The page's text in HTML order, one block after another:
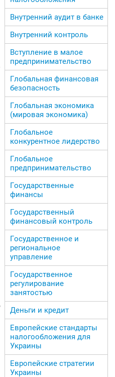
Внутренний аудит в банке
Внутренний контроль
Вступление в малое
предпринимательство
Глобальная финансовая
безопасность
Глобальная экономика
(мировая экономика)
Глобальное
конкурентное лидерство
Глобальное
предпринимательство
Государственные
финансы
Государственный
финансовый контроль
Государственное и
региональное
управление
Государственное
регулирование
занятостью
Деньги и кредит
Европейские стандарты
налогообложения для
Украины
Европейские стратегии
Украины